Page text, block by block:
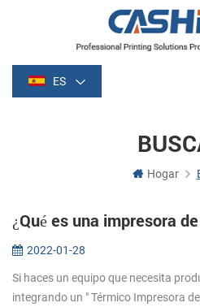
ES
Hogar
2022-01-28
Si haces un equipo que necesita
integrando un " Térmico Impresora